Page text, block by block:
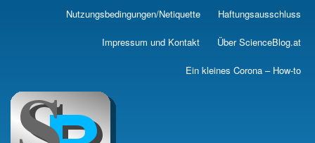
Skip
main
Nutzungsbedingungen/Netiquette Haftungsausschluss
Impressum und Kontakt Über ScienceBlog.at
Ein kleines Corona – How-to